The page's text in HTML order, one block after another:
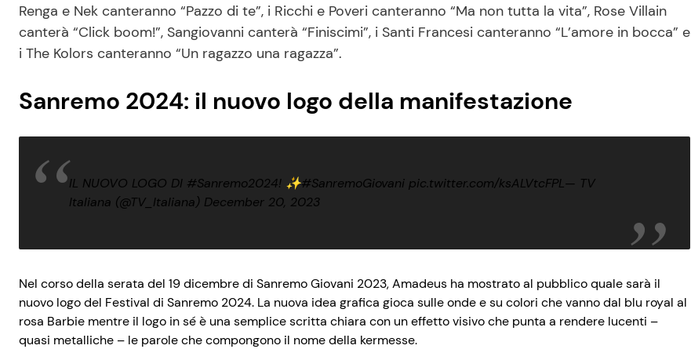
Renga e Nek canteranno “Pazzo di te”, i Ricchi e Poveri canteranno “Ma non tutta la vita”, Rose Villain
canterà “Click boom!”, Sangiovanni canterà “Finiscimi”, i Santi Francesi canteranno “L’amore in bocca” e
i The Kolors canteranno “Un ragazzo una ragazza”.
Sanremo 2024: il nuovo logo della manifestazione
IL NUOVO LOGO DI #Sanremo2024! ✨#SanremoGiovani pic.twitter.com/ksALVtcFPL— TV
Italiana (@TV_Italiana) December 20, 2023
Nel corso della serata del 19 dicembre di Sanremo Giovani 2023, Amadeus ha mostrato al pubblico quale sarà il
nuovo logo del Festival di Sanremo 2024. La nuova idea grafica gioca sulle onde e su colori che vanno dal blu royal al
rosa Barbie mentre il logo in sé è una semplice scritta chiara con un effetto visivo che punta a rendere lucenti –
quasi metalliche – le parole che compongono il nome della kermesse.